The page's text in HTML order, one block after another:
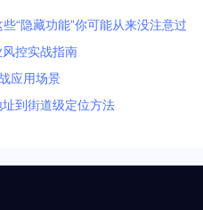
“隐藏功能”你可能从来没注意过
控实战指南
应用场景
到街道级定位方法